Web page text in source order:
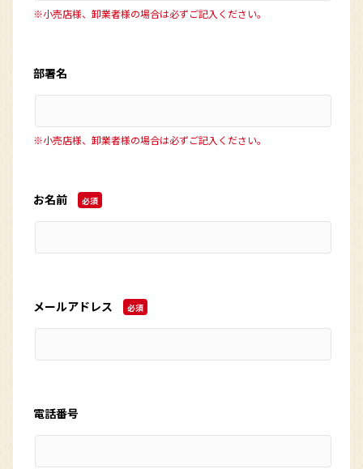
※小売店様、卸業者様の場合は必ずご記入ください。
部署名
※小売店様、卸業者様の場合は必ずご記入ください。
お名前 必須
メールアドレス 必須
電話番号